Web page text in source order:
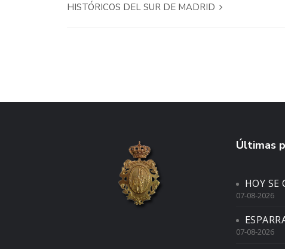
HISTÓRICOS DEL SUR DE MADRID
Últimas
HOY
07-08-2026
07-08-2026